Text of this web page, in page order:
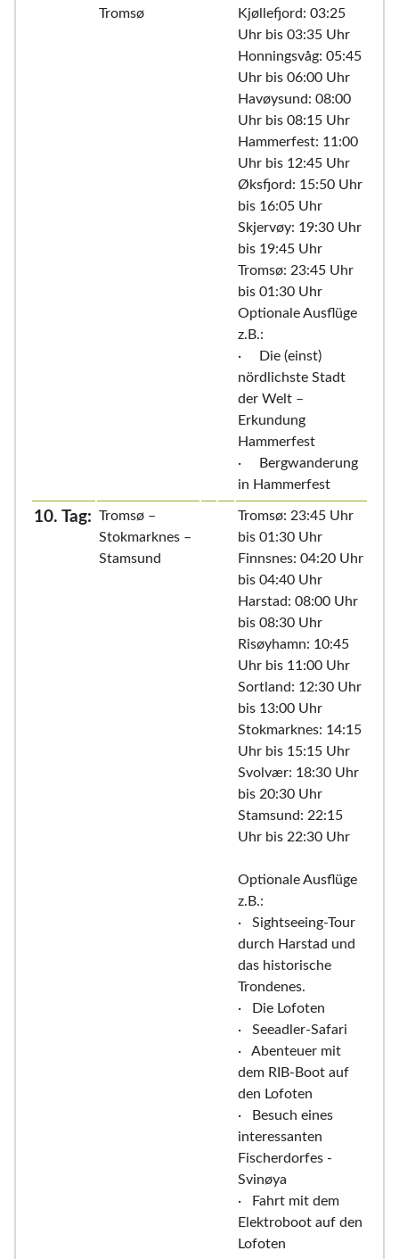
Tromsø
Kjøllefjord: 03:25
Uhr bis 03:35 Uhr
Honningsvåg: 05:45
Uhr bis 06:00 Uhr
Havøysund: 08:00
Uhr bis 08:15 Uhr
Hammerfest: 11:00
Uhr bis 12:45 Uhr
Øksfjord: 15:50 Uhr
bis 16:05 Uhr
Skjervøy: 19:30 Uhr
bis 19:45 Uhr
Tromsø: 23:45 Uhr
bis 01:30 Uhr
Optionale Ausflüge
z.B.:
· Die (einst)
nördlichste Stadt
der Welt –
Erkundung
Hammerfest
· Bergwanderung
in Hammerfest
10. Tag: Tromsø –
Stokmarknes –
Stamsund
Tromsø: 23:45 Uhr
bis 01:30 Uhr
Finnsnes: 04:20 Uhr
bis 04:40 Uhr
Harstad: 08:00 Uhr
bis 08:30 Uhr
Risøyhamn: 10:45
Uhr bis 11:00 Uhr
Sortland: 12:30 Uhr
bis 13:00 Uhr
Stokmarknes: 14:15
Uhr bis 15:15 Uhr
Svolvær: 18:30 Uhr
bis 20:30 Uhr
Stamsund: 22:15
Uhr bis 22:30 Uhr
Optionale Ausflüge
z.B.:
· Sightseeing-Tour
durch Harstad und
das historische
Trondenes.
· Die Lofoten
· Seeadler-Safari
· Abenteuer mit
dem RIB-Boot auf
den Lofoten
· Besuch eines
interessanten
Fischerdorfes -
Svinøya
· Fahrt mit dem
Elektroboot auf den
Lofoten